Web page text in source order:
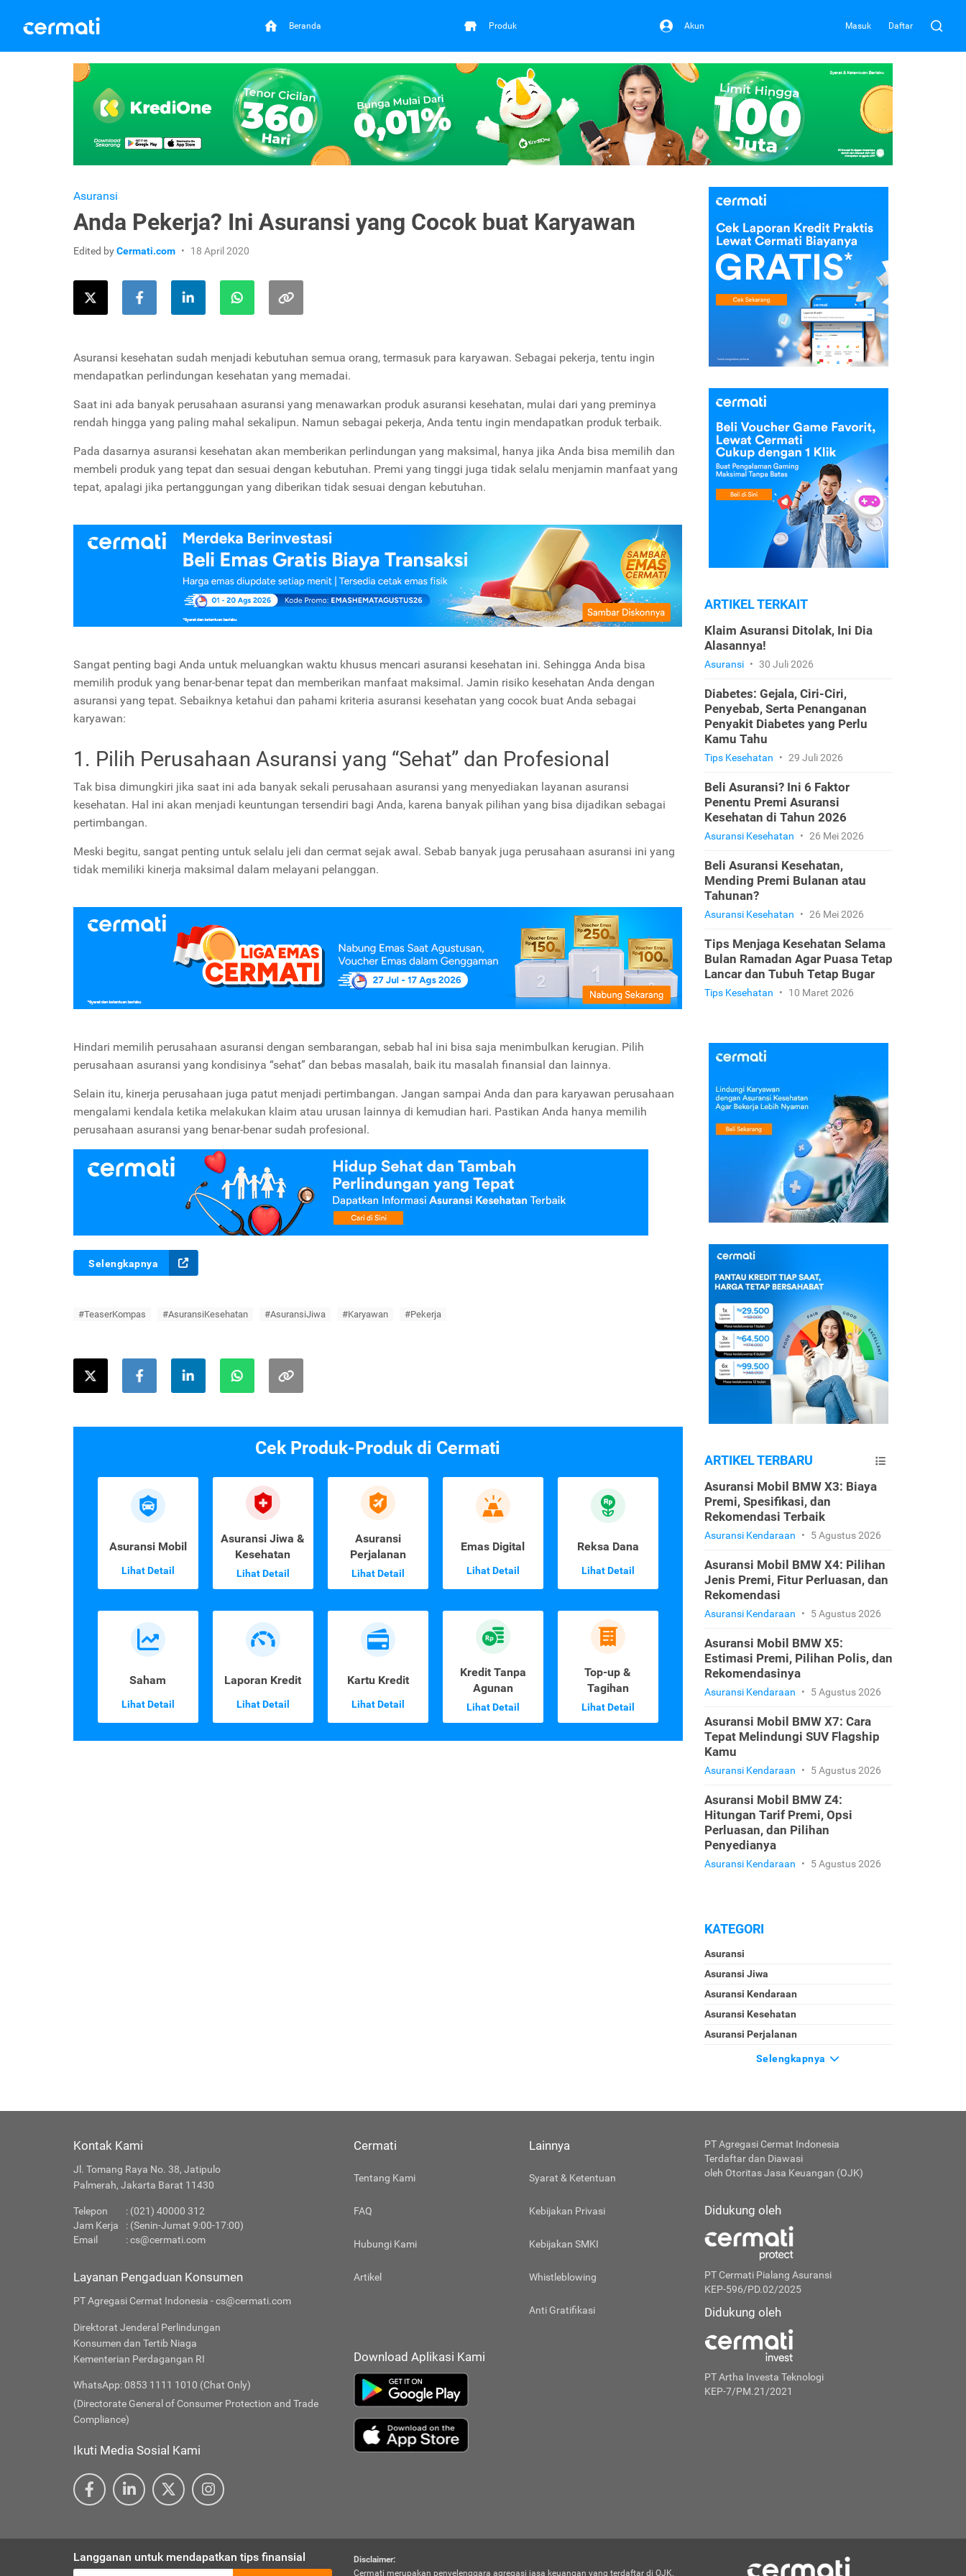
Beranda Produk Akun Masuk Daftar
Asuransi
Anda Pekerja? Ini Asuransi yang Cocok buat Karyawan
Edited byCermati.com 18 April 2020
Asuransi kesehatan sudah menjadi kebutuhan semua orang, termasuk para karyawan. Sebagai pekerja, tentu ingin
mendapatkan perlindungan kesehatan yang memadai.
Saat ini ada banyak perusahaan asuransi yang menawarkan produk asuransi kesehatan, mulai dari yang preminya
rendah hingga yang paling mahal sekalipun. Namun sebagai pekerja, Anda tentu ingin mendapatkan produk terbaik.
Pada dasarnya asuransi kesehatan akan memberikan perlindungan yang maksimal, hanya jika Anda bisa memilih dan
membeli produk yang tepat dan sesuai dengan kebutuhan. Premi yang tinggi juga tidak selalu menjamin manfaat yang
tepat, apalagi jika pertanggungan yang diberikan tidak sesuai dengan kebutuhan.
Sangat penting bagi Anda untuk meluangkan waktu khusus mencari asuransi kesehatan ini. Sehingga Anda bisa
memilih produk yang benar-benar tepat dan memberikan manfaat maksimal. Jamin risiko kesehatan Anda dengan
asuransi yang tepat. Sebaiknya ketahui dan pahami kriteria asuransi kesehatan yang cocok buat Anda sebagai
karyawan:
1. Pilih Perusahaan Asuransi yang “Sehat” dan Profesional
Tak bisa dimungkiri jika saat ini ada banyak sekali perusahaan asuransi yang menyediakan layanan asuransi
kesehatan. Hal ini akan menjadi keuntungan tersendiri bagi Anda, karena banyak pilihan yang bisa dijadikan sebagai
pertimbangan.
Meski begitu, sangat penting untuk selalu jeli dan cermat sejak awal. Sebab banyak juga perusahaan asuransi ini yang
tidak memiliki kinerja maksimal dalam melayani pelanggan.
Hindari memilih perusahaan asuransi dengan sembarangan, sebab hal ini bisa saja menimbulkan kerugian. Pilih
perusahaan asuransi yang kondisinya “sehat” dan bebas masalah, baik itu masalah finansial dan lainnya.
Selain itu, kinerja perusahaan juga patut menjadi pertimbangan. Jangan sampai Anda dan para karyawan perusahaan
mengalami kendala ketika melakukan klaim atau urusan lainnya di kemudian hari. Pastikan Anda hanya memilih
perusahaan asuransi yang benar-benar sudah profesional.
Selengkapnya
#TeaserKompas #AsuransiKesehatan #AsuransiJiwa #Karyawan #Pekerja
Cek Produk-Produk di Cermati
Asuransi Mobil
Lihat Detail
Asuransi Jiwa &
Kesehatan
Lihat Detail
Asuransi
Perjalanan
Lihat Detail
Emas Digital
Lihat Detail
Reksa Dana
Lihat Detail
Saham
Lihat Detail
Laporan Kredit
Lihat Detail
Kartu Kredit
Lihat Detail
Kredit Tanpa
Agunan
Lihat Detail
Top-up &
Tagihan
Lihat Detail
ARTIKEL TERKAIT
Klaim Asuransi Ditolak, Ini Dia
Alasannya!
Asuransi • 30 Juli 2026
Diabetes: Gejala, Ciri-Ciri,
Penyebab, Serta Penanganan
Penyakit Diabetes yang Perlu
Kamu Tahu
Tips Kesehatan • 29 Juli 2026
Beli Asuransi? Ini 6 Faktor
Penentu Premi Asuransi
Kesehatan di Tahun 2026
Asuransi Kesehatan • 26 Mei 2026
Beli Asuransi Kesehatan,
Mending Premi Bulanan atau
Tahunan?
Asuransi Kesehatan • 26 Mei 2026
Tips Menjaga Kesehatan Selama
Bulan Ramadan Agar Puasa Tetap
Lancar dan Tubuh Tetap Bugar
Tips Kesehatan • 10 Maret 2026
ARTIKEL TERBARU
Asuransi Mobil BMW X3: Biaya
Premi, Spesifikasi, dan
Rekomendasi Terbaik
Asuransi Kendaraan • 5 Agustus 2026
Asuransi Mobil BMW X4: Pilihan
Jenis Premi, Fitur Perluasan, dan
Rekomendasi
Asuransi Kendaraan • 5 Agustus 2026
Asuransi Mobil BMW X5:
Estimasi Premi, Pilihan Polis, dan
Rekomendasinya
Asuransi Kendaraan • 5 Agustus 2026
Asuransi Mobil BMW X7: Cara
Tepat Melindungi SUV Flagship
Kamu
Asuransi Kendaraan • 5 Agustus 2026
Asuransi Mobil BMW Z4:
Hitungan Tarif Premi, Opsi
Perluasan, dan Pilihan
Penyedianya
Asuransi Kendaraan • 5 Agustus 2026
KATEGORI
Asuransi
Asuransi Jiwa
Asuransi Kendaraan
Asuransi Kesehatan
Asuransi Perjalanan
Selengkapnya
Kontak Kami
Jl. Tomang Raya No. 38, Jatipulo
Palmerah, Jakarta Barat 11430
Telepon
: (021) 40000 312
Jam Kerja
: (Senin-Jumat 9:00-17:00)
Email
:cs@cermati.com
Layanan Pengaduan Konsumen
PT Agregasi Cermat Indonesia - cs@cermati.com
Direktorat Jenderal Perlindungan
Konsumen dan Tertib Niaga
Kementerian Perdagangan RI
WhatsApp: 0853 1111 1010 (Chat Only)
(Directorate General of Consumer Protection and Trade
Compliance)
Ikuti Media Sosial Kami
Cermati
Tentang Kami
FAQ
Hubungi Kami
Artikel
Lainnya
Syarat & Ketentuan
Kebijakan Privasi
Kebijakan SMKI
Whistleblowing
Anti Gratifikasi
Download Aplikasi Kami
PT Agregasi Cermat Indonesia
Terdaftar dan Diawasi
oleh Otoritas Jasa Keuangan (OJK)
Didukung oleh
PT Cermati Pialang Asuransi
KEP-596/PD.02/2025
Didukung oleh
PT Artha Investa Teknologi
KEP-7/PM.21/2021
Langganan untuk mendapatkan tips finansial
Disclaimer:
Cermati merupakan penyelenggara agregasi jasa keuangan yang terdaftar di OJK.